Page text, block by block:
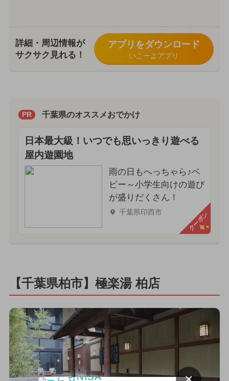
詳細・周辺情報が
サクサク見れる！
アプリをダウンロード
いこーよアプリ
PR 千葉県のオススメおでかけ
日本最大級！いつでも思いっきり遊べる
屋内遊園地
雨の日もへっちゃら♪ベ
ビー～小学生向けの遊び
が盛りだくさん！
千葉県印西市 クーポン
【千葉県柏市】極楽湯 柏店